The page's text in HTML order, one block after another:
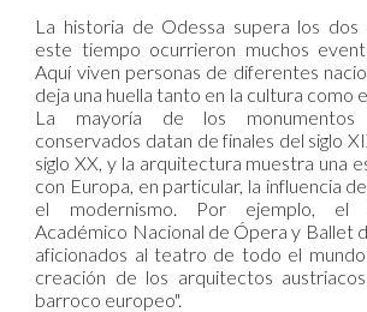
La historia de Odessa supera los dos
este tiempo ocurrieron muchos
Aquí viven personas de diferentes
deja una huella tanto en la cultura como
La mayoría de los monumentos
conservados datan de finales del siglo
siglo XX, y la arquitectura muestra una
con Europa, en particular, la influencia
el modernismo. Por ejemplo, el
Académico Nacional de Ópera y Ballet
aficionados al teatro de todo el
creación de los arquitectos
barroco europeo".